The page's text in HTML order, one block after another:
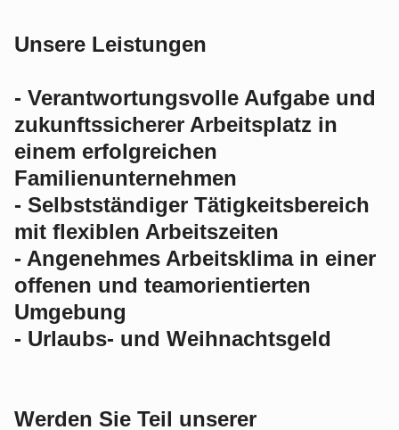
Unsere Leistungen
- Verantwortungsvolle Aufgabe und
zukunftssicherer Arbeitsplatz in
einem erfolgreichen
Familienunternehmen
- Selbstständiger Tätigkeitsbereich
mit flexiblen Arbeitszeiten
- Angenehmes Arbeitsklima in einer
offenen und teamorientierten
Umgebung
- Urlaubs- und Weihnachtsgeld
Werden Sie Teil unserer